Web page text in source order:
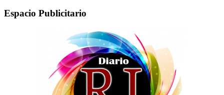
Espacio Publicitario